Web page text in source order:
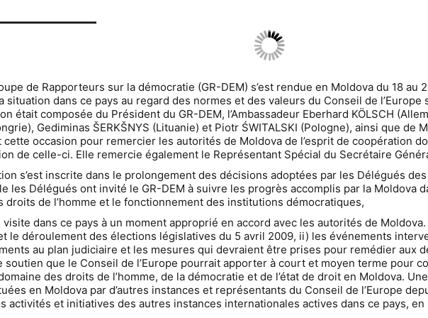
de Rapporteurs sur la démocratie (GR-DEM) s’est rendue en Moldova du 18 au
situation dans ce pays au regard des normes et des valeurs du Conseil de
était composée du Président du GR-DEM, l’Ambassadeur Eberhard KÖLSCH
Gediminas ŠERKŠNYS (Lituanie) et Piotr ŚWITALSKI (Pologne), ainsi que de
occasion pour remercier les autorités de Moldova de l’esprit de coopération
de celle-ci. Elle remercie également le Représentant Spécial du Secrétaire
inscrite dans le prolongement des décisions adoptées par les Délégués
les Délégués ont invité le GR-DEM à suivre les progrès accomplis par la
de l’homme et le fonctionnement des institutions démocratiques,
dans ce pays à un moment approprié en accord avec les autorités de
le déroulement des élections législatives du 5 avril 2009, ii) les événements
au plan judiciaire et les mesures qui devraient être prises pour remédier aux
soutien que le Conseil de l’Europe pourrait apporter à court et moyen terme pour
des droits de l’homme, de la démocratie et de l’état de droit en Moldova.
en Moldova par d’autres instances et représentants du Conseil de l’Europe
activités et initiatives des autres instances internationales actives dans ce pays, en